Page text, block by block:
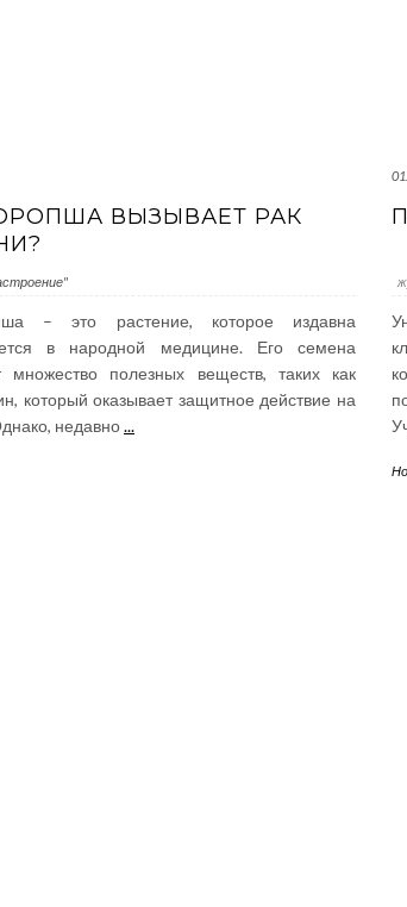
ВЫЗЫВАЕТ РАК
– это растение, которое издавна
в народной медицине. Его семена
множество полезных веществ, таких как
который оказывает защитное действие на
недавно...